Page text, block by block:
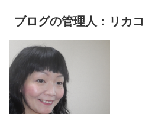
ブログの管理人：リカコ